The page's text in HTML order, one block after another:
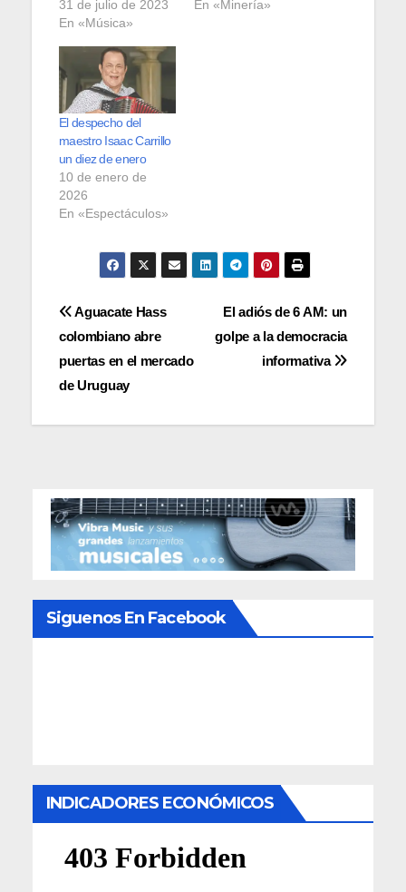
31 de julio de 2023
En «Música»
En «Minería»
El despecho del
maestro Isaac Carrillo
un diez de enero
10 de enero de
2026
En «Espectáculos»
Navegación
de
entradas
El adiós de 6 AM: un
golpe a la democracia
informativa
Aguacate Hass
colombiano abre
puertas en el mercado
de Uruguay
Siguenos En Facebook
INDICADORES ECONÓMICOS